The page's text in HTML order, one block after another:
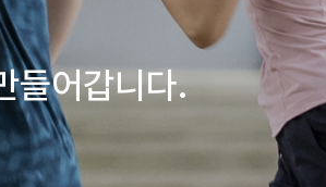
들어갑니다.